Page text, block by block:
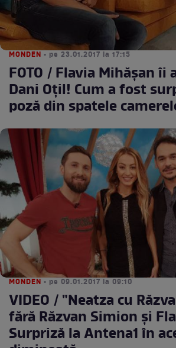
MONDEN • pe 23.01.2017 la 17:15
FOTO / Flavia Mihăşan
Dani Oţil! Cum a fost
poză din spatele
MONDEN • pe 09.01.2017 la 09:10
VIDEO / "Neatza cu
fără Răzvan Simion şi
Surpriză la Antena1 în